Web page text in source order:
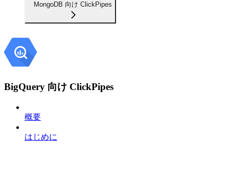
MongoDB 向け ClickPipes
BigQuery 向け ClickPipes
概要
はじめに